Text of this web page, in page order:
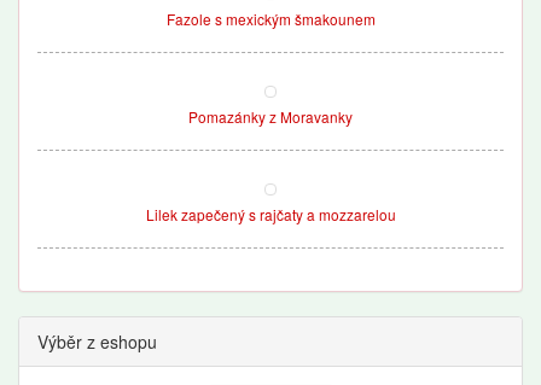
Fazole s mexickým šmakounem
Pomazánky z Moravanky
Lilek zapečený s rajčaty a mozzarelou
Výběr z eshopu